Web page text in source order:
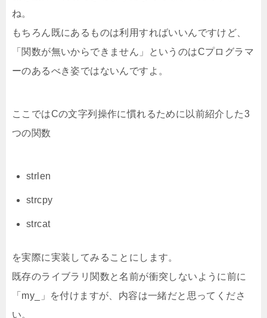
ね。
もちろん既にあるものは利用すればいいんですけど、
「関数が無いからできません」というのはCプログラマ
ーのあるべき姿ではないんですよ。
ここではCの文字列操作に慣れるために以前紹介した3
つの関数
strlen
strcpy
strcat
を実際に実装してみることにします。
既存のライブラリ関数と名前が衝突しないように前に
「my_」を付けますが、内容は一緒だと思ってくださ
い。